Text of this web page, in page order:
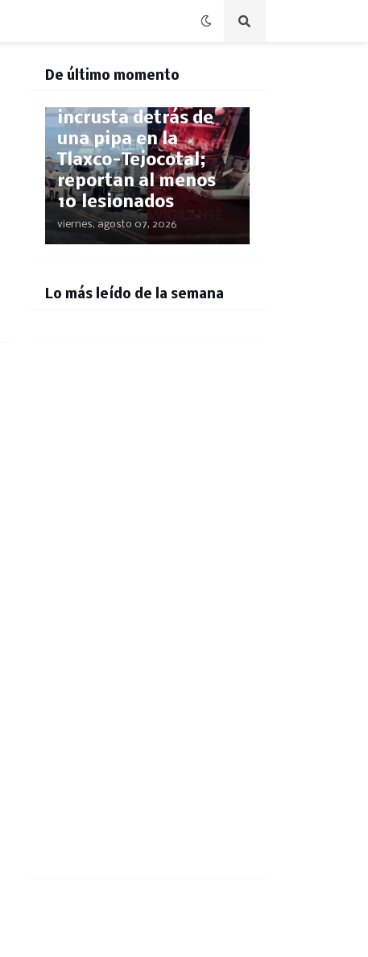
De último momento
POLICÍACA
incrusta detrás de
una pipa en la
Tlaxco-Tejocotal;
reportan al menos
10 lesionados
viernes, agosto 07, 2026
Lo más leído de la semana